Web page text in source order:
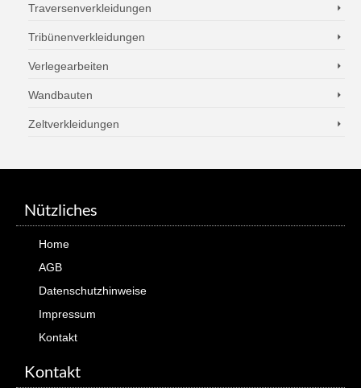
Traversenverkleidungen
Tribünenverkleidungen
Verlegearbeiten
Wandbauten
Zeltverkleidungen
Nützliches
Home
AGB
Datenschutzhinweise
Impressum
Kontakt
Kontakt